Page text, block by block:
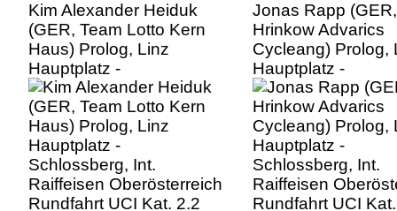
Kim Alexander Heiduk
(GER, Team Lotto Kern
Haus) Prolog, Linz
Hauptplatz -
Schlossberg, Int.
Raiffeisen Oberösterreich
Rundfahrt UCI Kat. 2.2
Jonas Rapp (GER,
Hrinkow Advarics
Cycleang) Prolog,
Hauptplatz -
Schlossberg, Int.
Raiffeisen
Rundfahrt UCI